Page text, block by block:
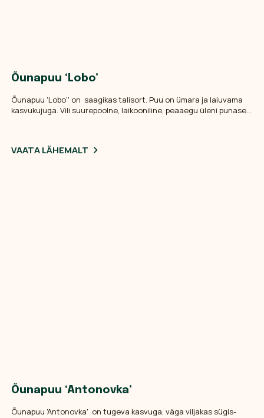
Õunapuu ‘Lobo’
Õunapuu 'Lobo'' on saagikas talisort. Puu on ümara ja laiuvama
kasvukujuga. Vili suurepoolne, laikooniline, peaaegu üleni punase
VAATA LÄHEMALT
Õunapuu ‘Antonovka’
Õunapuu 'Antonovka' on tugeva kasvuga, väga viljakas sügis-